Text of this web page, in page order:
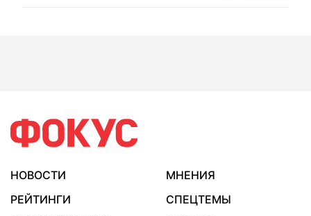
НОВОСТИ
МНЕНИЯ
РЕЙТИНГИ
СПЕЦТЕМЫ